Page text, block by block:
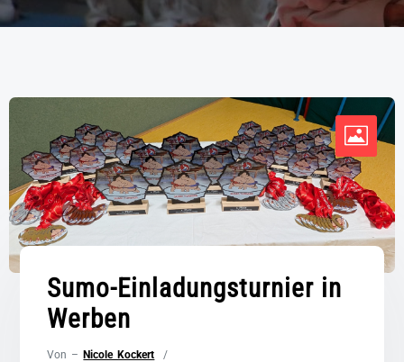
Sumo-Einladungsturnier in
Werben
Von –Nicole Kockert